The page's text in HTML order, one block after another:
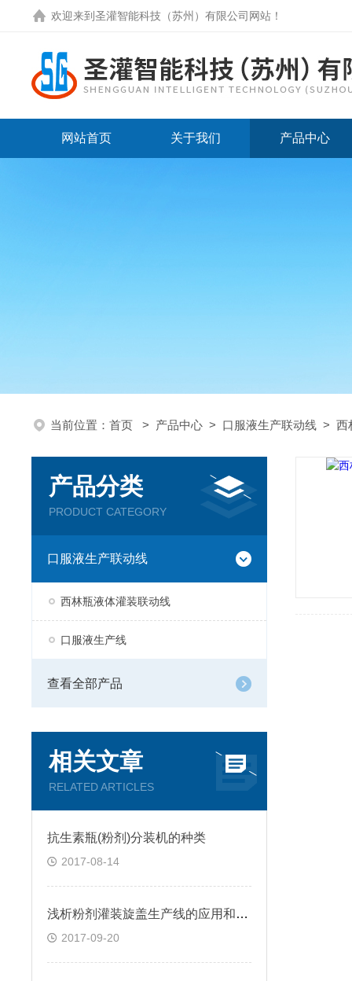
欢迎来到圣灌智能科技（苏州）有限公司网站！
网站首页 关于我们 产品中心
当前位置： 首页 > 产品中心 > 口服液生产联动线 > 西
产品分类
PRODUCT CATEGORY
口服液生产联动线
西林瓶液体灌装联动线
口服液生产线
查看全部产品
相关文章
RELATED ARTICLES
抗生素瓶(粉剂)分装机的种类
2017-08-14
浅析粉剂灌装旋盖生产线的应用和特征
2017-09-20